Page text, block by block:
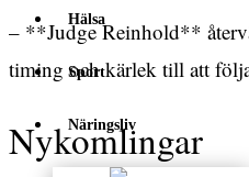
Hälsa
Sport
Näringsliv
– **Judge Reinhold**
timing och kärlek till att
Nykomlingar